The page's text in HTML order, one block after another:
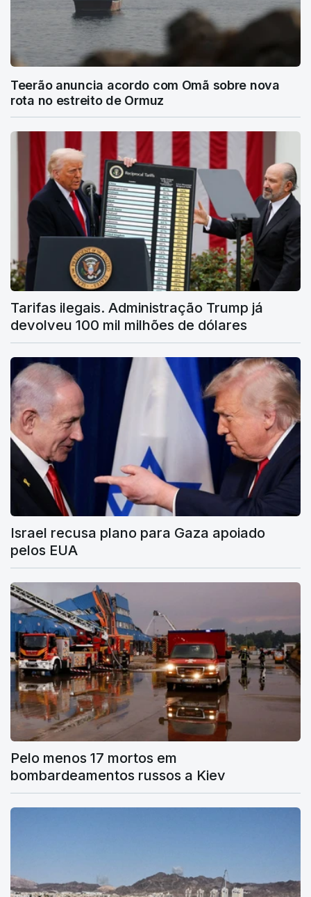
Teerão anuncia acordo com Omã sobre nova
rota no estreito de Ormuz
Tarifas ilegais. Administração Trump já
devolveu 100 mil milhões de dólares
Israel recusa plano para Gaza apoiado
pelos EUA
Pelo menos 17 mortos em
bombardeamentos russos a Kiev